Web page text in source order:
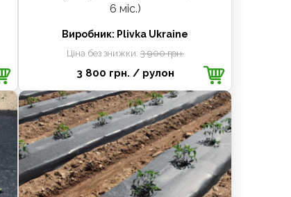
6 міс.)
Виробник: Plivka Ukraine
Ціна без знижки: 3 900 грн.
3 800 грн. / рулон